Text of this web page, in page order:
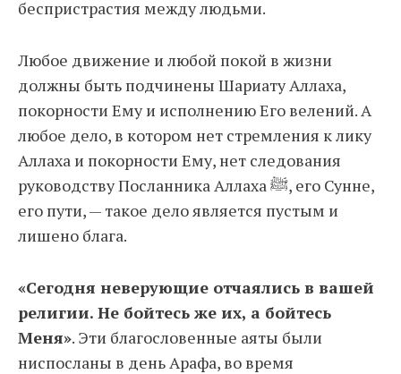
беспристрастия между людьми.
Любое движение и любой покой в жизни
должны быть подчинены Шариату Аллаха,
покорности Ему и исполнению Его велений. А
любое дело, в котором нет стремления к лику
Аллаха и покорности Ему, нет следования
руководству Посланника Аллаха ﷺ, его Сунне,
его пути, — такое дело является пустым и
лишено блага.
«Сегодня неверующие отчаялись в вашей
религии. Не бойтесь же их, а бойтесь
Меня». Эти благословенные аяты были
ниспосланы в день Арафа, во время